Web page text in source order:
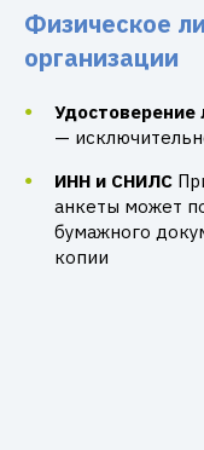
Физическое
организации
Удостоверение
—
ИНН и СНИЛС
анкеты может
бумажного
копии